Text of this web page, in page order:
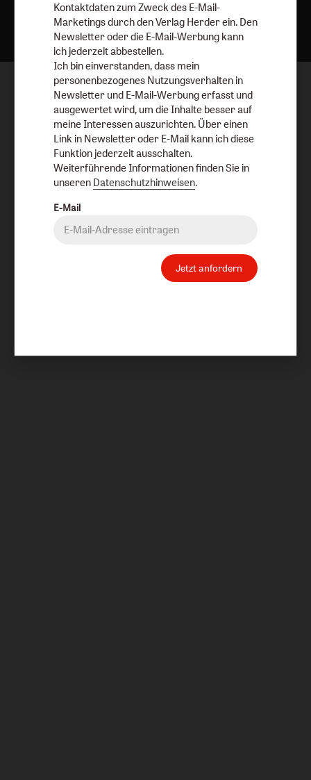
Nach oben
Kontaktdaten zum Zweck des E-Mail-
Marketings durch den Verlag Herder ein. Den
Newsletter oder die E-Mail-Werbung kann
ich jederzeit abbestellen.
Ich bin einverstanden, dass mein
personenbezogenes Nutzungsverhalten in
Newsletter und E-Mail-Werbung erfasst und
ausgewertet wird, um die Inhalte besser auf
meine Interessen auszurichten. Über einen
Link in Newsletter oder E-Mail kann ich diese
Funktion jederzeit ausschalten.
Weiterführende Informationen finden Sie in
unseren Datenschutzhinweisen.
E-Mail
Jetzt anfordern